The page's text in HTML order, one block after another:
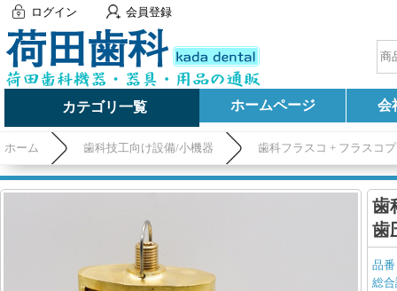
ログイン 会員登録
カテゴリ一覧 ホームページ 会
ホーム 歯科技工向け設備/小機器 歯科フラスコ + フラスコ
歯
歯
品
総